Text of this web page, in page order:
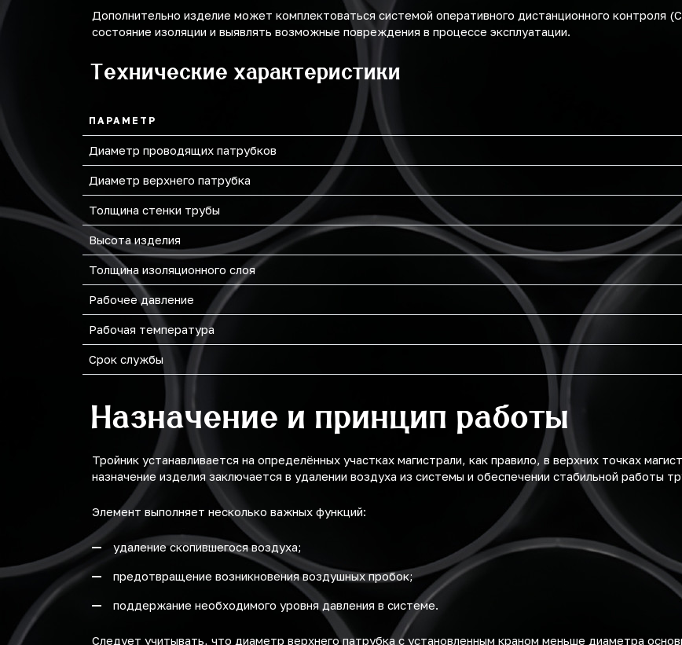
Дополнительно изделие может комплектоваться системой оперативного дистанционного
состояние изоляции и выявлять возможные повреждения в процессе эксплуатации.
Технические характеристики
ПАРАМЕТР
Диаметр проводящих патрубков
Диаметр верхнего патрубка
Толщина стенки трубы
Высота изделия
Толщина изоляционного слоя
Рабочее давление
Рабочая температура
Срок службы
Назначение и принцип работы
Тройник устанавливается на определённых участках магистрали, как правило, в верхних точках
назначение изделия заключается в удалении воздуха из системы и обеспечении стабильной работы
Элемент выполняет несколько важных функций:
удаление скопившегося воздуха;
предотвращение возникновения воздушных пробок;
поддержание необходимого уровня давления в системе.
Следует учитывать, что диаметр верхнего патрубка с установленным краном меньше диаметра